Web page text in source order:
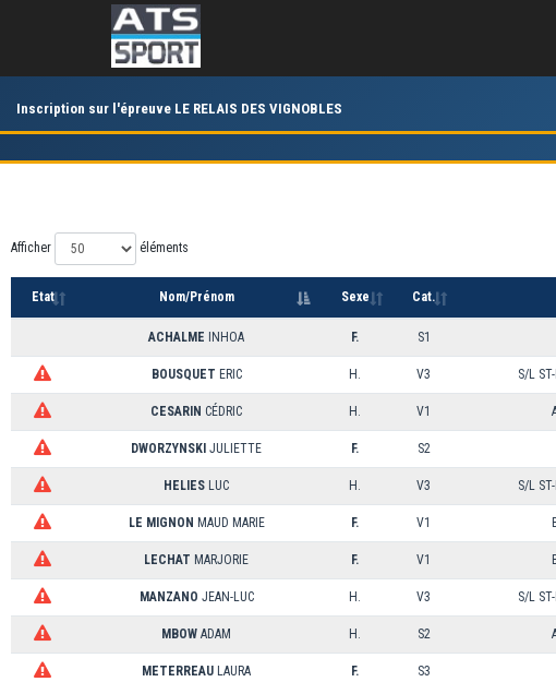
Inscription sur l'épreuve LE RELAIS DES VIGNOBLES
Afficher éléments
Etat Nom/Prénom Sexe Cat.
ACHALME INHOA F. S1
BOUSQUET ERIC H. V3 S/L
CESARIN CÉDRIC H. V1
DWORZYNSKI JULIETTE F. S2
HELIES LUC H. V3 S/L
LE MIGNON MAUD MARIE F. V1
LECHAT MARJORIE F. V1
MANZANO JEAN-LUC H. V3 S/L
MBOW ADAM H. S2
METERREAU LAURA F. S3